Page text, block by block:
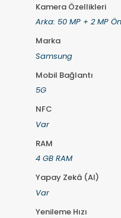
Kamera Özellikleri
Arka: 50 MP + 2 MP
Marka
Samsung
Mobil Bağlantı
5G
NFC
Var
RAM
4 GB RAM
Yapay Zekâ (AI)
Var
Yenileme Hızı